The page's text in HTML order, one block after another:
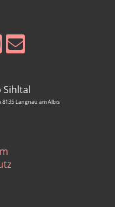
Sihltal
8135 Langnau am Albis